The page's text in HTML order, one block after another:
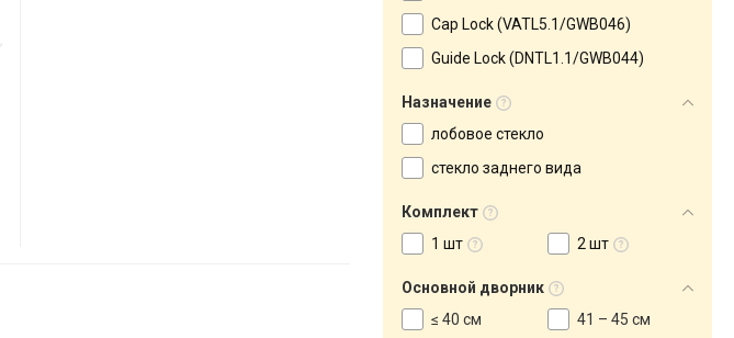
Cap Lock (VATL5.1/GWB046)
Guide Lock (DNTL1.1/GWB044)
Назначение
лобовое стекло
стекло заднего вида
Комплект
1 шт
2 шт
Основной дворник
≤ 40 см
41 – 45 см